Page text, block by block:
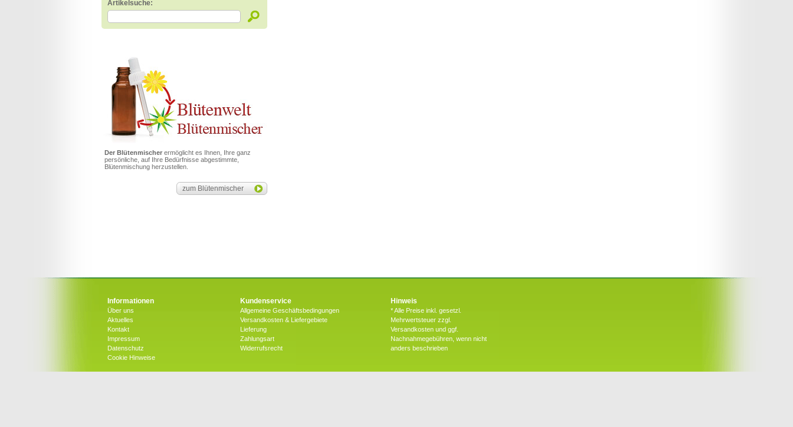
Artikelsuche:
Der Blütenmischer ermöglicht es Ihnen, Ihre ganz
persönliche, auf Ihre Bedürfnisse abgestimmte,
Blütenmischung herzustellen.
zum Blütenmischer
Informationen
Über uns
Aktuelles
Kontakt
Impressum
Datenschutz
Cookie Hinweise
Kundenservice
Allgemeine Geschäftsbedingungen
Versandkosten & Liefergebiete
Lieferung
Zahlungsart
Widerrufsrecht
Hinweis
* Alle Preise inkl. gesetzl.
Mehrwertsteuer zzgl.
Versandkosten und ggf.
Nachnahmegebühren, wenn nicht
anders beschrieben